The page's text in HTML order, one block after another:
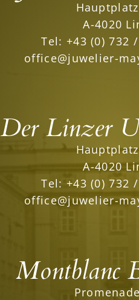
A-4020
Tel: +43 (0) 732
office@juwelier-
Der Linzer
A-4020
Tel: +43 (0) 732
office@juwelier-
Montblanc